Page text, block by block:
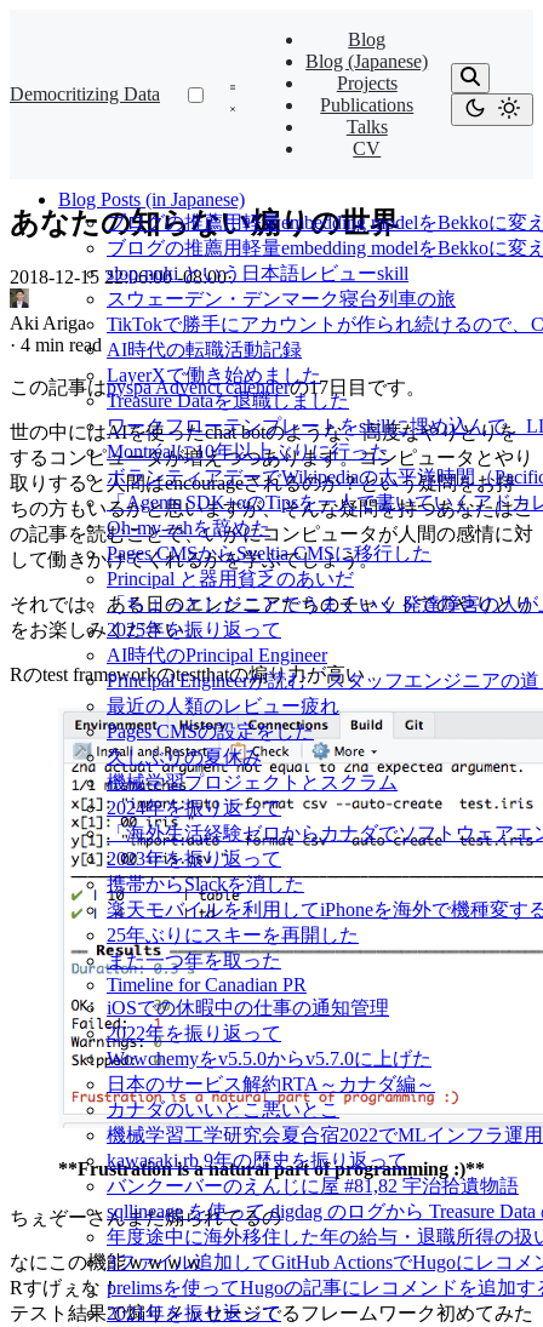
Democritizing Data
Blog
Blog (Japanese)
Projects
Publications
Talks
CV
Blog Posts (in Japanese)
ブログの推薦用軽量embedding modelをBekkoに変
ブログの推薦用軽量embedding modelをBekkoに
slop-nuki という日本語レビューskill
スウェーデン・デンマーク寝台列車の旅
TikTokで勝手にアカウントが作られ続けるので、
AI時代の転職活動記録
LayerXで働き始めました
Treasure Dataを退職しました
ワークフローテンプレートをskillに埋め込んで、
Montréalに10年以上ぶりに行った
ボランティアデーでWikipediaの太平洋時間（
「Agents SDK+αのTipsを一人で書いていくアドカ
Oh-my-zshを辞めた
Pages CMSからSveltia CMSに移行した
Principal と器用貧乏のあいだ
「ちょっとしたことでうまくいく 発達障害の人
2025年を振り返って
AI時代のPrincipal Engineer
Principal Engineerが読む「スタッフエンジニアの
最近の人類のレビュー疲れ
Pages CMSの設定をした
久しぶりの夏休み
機械学習プロジェクトとスクラム
2024年を振り返って
「海外生活経験ゼロからカナダでソフトウェア
2023年を振り返って
携帯からSlackを消した
楽天モバイルを利用してiPhoneを海外で機種変す
25年ぶりにスキーを再開した
また一つ年を取った
Timeline for Canadian PR
iOSでの休暇中の仕事の通知管理
2022年を振り返って
Wowchemyをv5.5.0からv5.7.0に上げた
日本のサービス解約RTA～カナダ編～
カナダのいいとこ悪いとこ
機械学習工学研究会夏合宿2022でMLインフラ運
kawasaki.rb 9年の歴史を振り返って
バンクーバーのえんじに屋 #81,82 宇治拾遺物語
sqllineage を使って digdag のログから Treasure
年度途中に海外移住した年の給与・退職所得の扱
3ファイル追加してGitHub ActionsでHugoにレコ
prelimsを使ってHugoの記事にレコメンドを追加す
2021年を振り返って
あなたの知らない煽りの世界
2018-12-15 22:06:00 -08:00·
Aki Ariga
· 4 min read
この記事はpyspa Advenct calenderの17日目です。
世の中にはAIを使ったchat botのような、高度なやりとりを
するコンピュータが増えつつあります。コンピュータとやり
取りすると人間はencourageされるのか？という疑問をお持
ちの方もいるかと思いますが、そんな疑問を持つあなたはこ
の記事を読むことで、いかにコンピュータが人間の感情に対
して働きかけてくれるかを学ぶでしょう。
それでは、ある日のエンジニアたちのチャットでのやりとり
をお楽しみください。
Rのtest frameworkのtestthatの煽り力が高い
**Frustration is a natural part of programming :)**
ちぇぞーさんまた煽られてるの
なにこの機能ｗｗｗｗ
Rすげぇな！
テスト結果で煽りメッセージでるフレームワーク初めてみた